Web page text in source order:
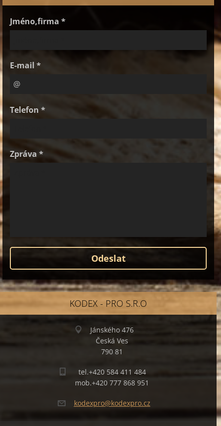
Jméno,firma *
E-mail *
Telefon *
Zpráva *
KODEX - PRO S.R.O
Jánského 476
Česká Ves
790 81
tel.+420 584 411 484
mob.+420 777 868 951
kodexpro@kodexpro.cz